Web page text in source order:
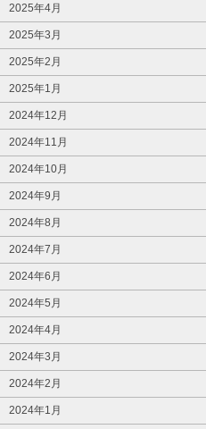
2025年4月
2025年3月
2025年2月
2025年1月
2024年12月
2024年11月
2024年10月
2024年9月
2024年8月
2024年7月
2024年6月
2024年5月
2024年4月
2024年3月
2024年2月
2024年1月